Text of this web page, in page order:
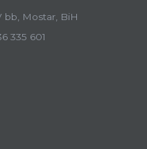
bb, Mostar, BiH
335 601